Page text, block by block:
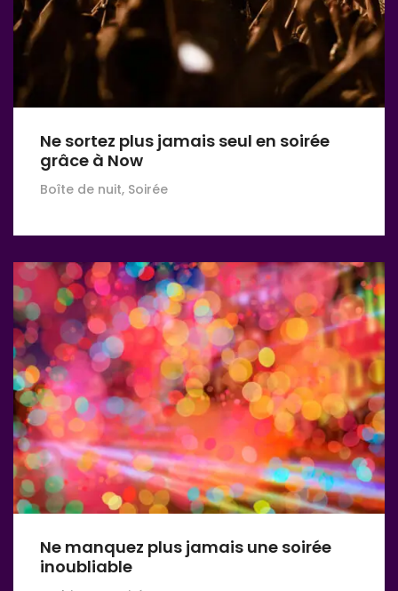
Ne sortez plus jamais seul en soirée
grâce à Now
Boîte de nuit, Soirée
Ne manquez plus jamais une soirée
inoubliable